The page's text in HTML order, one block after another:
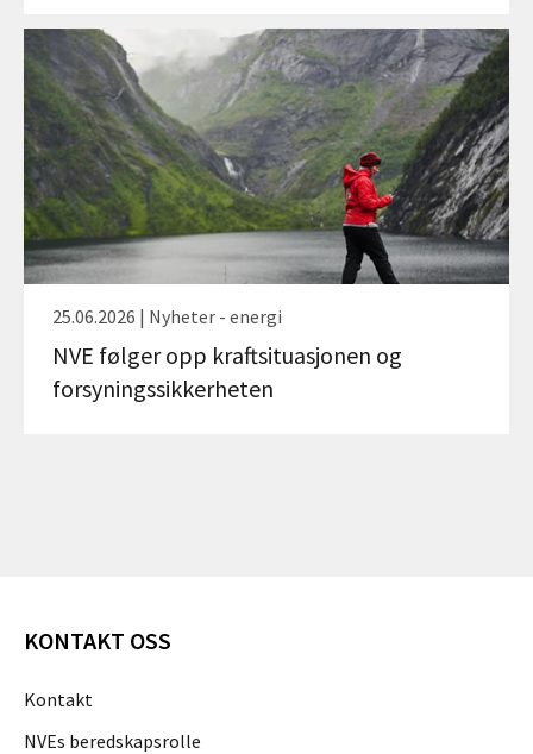
25.06.2026 | Nyheter - energi
NVE følger opp kraftsituasjonen og
forsyningssikkerheten
KONTAKT OSS
Kontakt
NVEs beredskapsrolle